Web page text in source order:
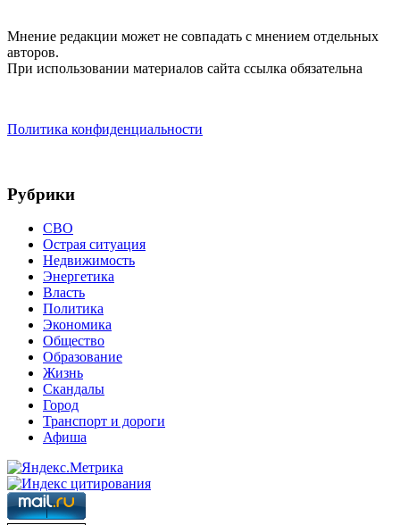
Мнение редакции может не совпадать с мнением отдельных
авторов.
При использовании материалов сайта ссылка обязательна
Политика конфиденциальности
Рубрики
СВО
Острая ситуация
Недвижимость
Энергетика
Власть
Политика
Экономика
Общество
Образование
Жизнь
Скандалы
Город
Транспорт и дороги
Афиша